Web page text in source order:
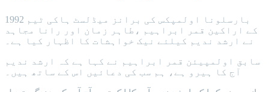
1992 بارسلونا اولمپکس کی برانز میڈلسٹ ہاکی ٹیم
کے اراکین قمر ابراہیم ،طاہر زمان اور رانا مجاہد
نے ارشد ندیم کیلئے نیک خواہشات کا اظہار کیا ہے۔
سابق اولمپیئن قمر ابراہیم نے کہا ہے کہ ارشد ندیم
آج کا ہیرو ہے، ہم سب کی دعائیں اس کے ساتھ ہیں۔